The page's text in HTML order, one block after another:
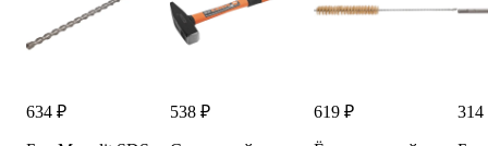
634 ₽ 538 ₽ 619 ₽ 314